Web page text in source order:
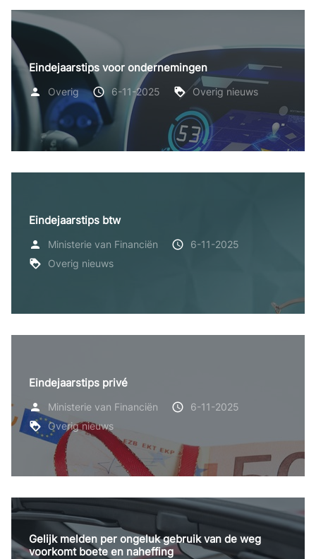
Eindejaarstips voor ondernemingen
Overig 6-11-2025 Overig nieuws
Eindejaarstips btw
Ministerie van Financiën
6-11-2025
Overig nieuws
Eindejaarstips privé
Ministerie van Financiën
6-11-2025
Overig nieuws
Gelijk melden per ongeluk gebruik van de weg
voorkomt boete en naheffing